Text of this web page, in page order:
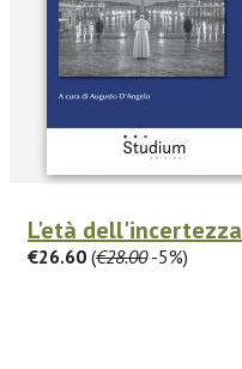
L'età dell'incertezza
€26.60 (€28.00-5%)